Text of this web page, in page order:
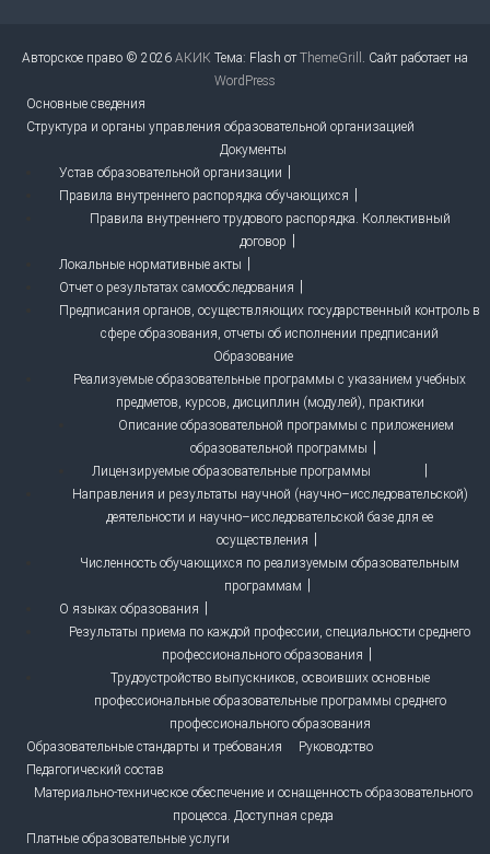
Авторское право © 2026 АКИК Тема: Flash отThemeGrill . Сайт работает на
WordPress
Основные сведения
Структура и органы управления образовательной организацией
Документы
Устав образовательной организации
Правила внутреннего распорядка обучающихся
Правила внутреннего трудового распорядка. Коллективный
договор
Локальные нормативные акты
Отчет о результатах самообследования
Предписания органов, осуществляющих государственный контроль в
сфере образования, отчеты об исполнении предписаний
Образование
Реализуемые образовательные программы с указанием учебных
предметов, курсов, дисциплин (модулей), практики
Описание образовательной программы с приложением
образовательной программы
Лицензируемые образовательные программы
Направления и результаты научной (научно–исследовательской)
деятельности и научно–исследовательской базе для ее
осуществления
Численность обучающихся по реализуемым образовательным
программам
О языках образования
Результаты приема по каждой профессии, специальности среднего
профессионального образования
Трудоустройство выпускников, освоивших основные
профессиональные образовательные программы среднего
профессионального образования
Образовательные стандарты и требования
Руководство
Педагогический состав
Материально-техническое обеспечение и оснащенность образовательного
процесса. Доступная среда
Платные образовательные услуги